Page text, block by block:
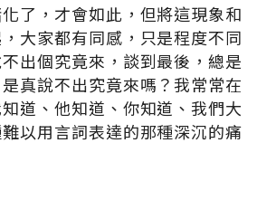
了，才會如此，但將這現象和
大家都有同感，只是程度不同
出個究竟來，談到最後，總是
真說不出究竟來嗎？我常常在
道、他知道、你知道、我們大
以用言詞表達的那種深沉的痛